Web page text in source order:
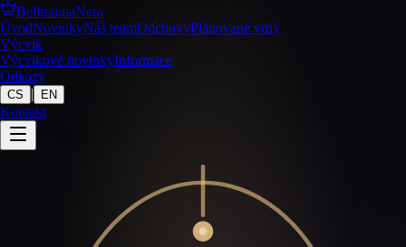
BellissimaNera
ÚvodNovinkyNáš teamOdchovyPlánované vrhy
Výcvik
Výcvikové novinkyInformace
Odkazy
CS | EN
Kontakt